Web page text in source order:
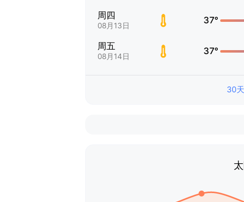
周四
08月13日
37°
周五
08月14日
37°
30